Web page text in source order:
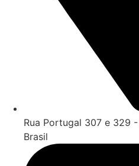
Rua Portugal 307 e 329
Brasil